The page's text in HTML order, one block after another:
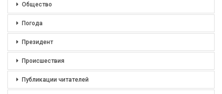
Общество
Погода
Президент
Происшествия
Публикации читателей